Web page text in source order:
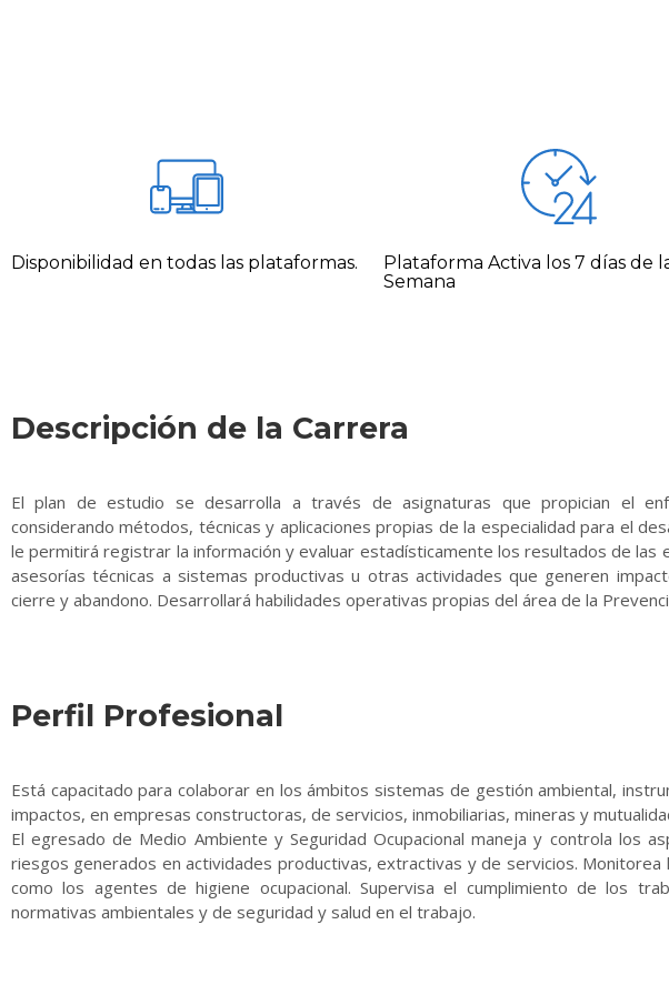
Disponibilidad en todas las plataformas.
Plataforma Activa los 7 días de
Semana
Descripción de la Carrera
El plan de estudio se desarrolla a través de asignaturas que propician el
considerando métodos, técnicas y aplicaciones propias de la especialidad para el
le permitirá registrar la información y evaluar estadísticamente los resultados de las
asesorías técnicas a sistemas productivas u otras actividades que generen
cierre y abandono. Desarrollará habilidades operativas propias del área de la
Perfil Profesional
Está capacitado para colaborar en los ámbitos sistemas de gestión ambiental,
impactos, en empresas constructoras, de servicios, inmobiliarias, mineras y
El egresado de Medio Ambiente y Seguridad Ocupacional maneja y controla los
riesgos generados en actividades productivas, extractivas y de servicios. Monitorea
como los agentes de higiene ocupacional. Supervisa el cumplimiento de los
normativas ambientales y de seguridad y salud en el trabajo.